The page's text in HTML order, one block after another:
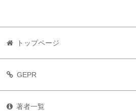
トップページ
GEPR
著者一覧